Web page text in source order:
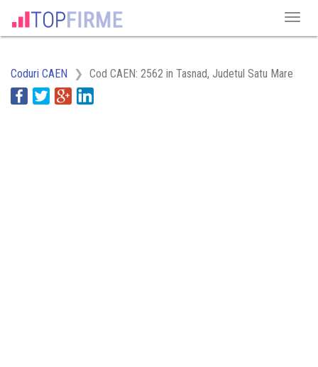
Coduri CAEN Cod CAEN: 2562 in Tasnad, Judetul Satu Mare